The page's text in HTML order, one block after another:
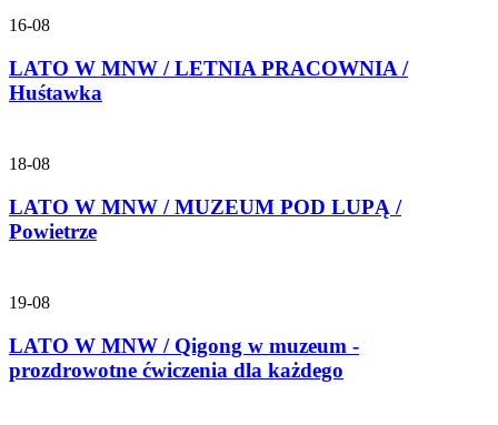
16-08
LATO W MNW / LETNIA PRACOWNIA /
Huśtawka
18-08
LATO W MNW / MUZEUM POD LUPĄ /
Powietrze
19-08
LATO W MNW / Qigong w muzeum -
prozdrowotne ćwiczenia dla każdego